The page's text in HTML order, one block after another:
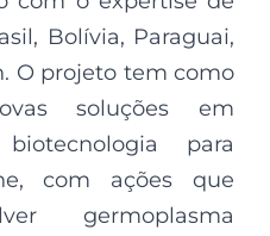
Bolívia, Paraguai,
O projeto tem como
soluções em
para
com ações que
germoplasma